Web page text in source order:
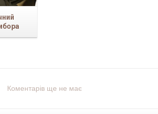
Коментарів ще не має